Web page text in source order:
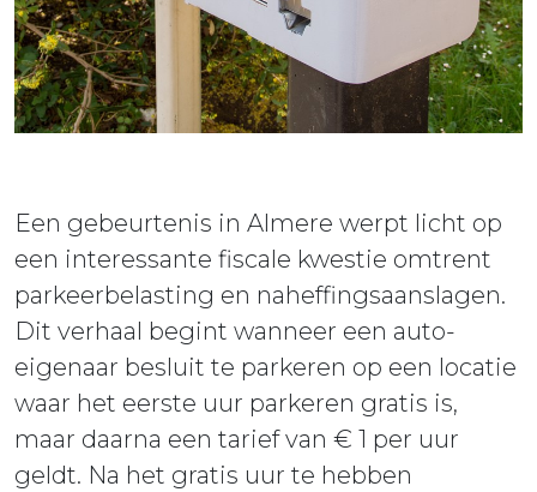
Een gebeurtenis in Almere werpt licht op
een interessante fiscale kwestie omtrent
parkeerbelasting en naheffingsaanslagen.
Dit verhaal begint wanneer een auto-
eigenaar besluit te parkeren op een locatie
waar het eerste uur parkeren gratis is,
maar daarna een tarief van € 1 per uur
geldt. Na het gratis uur te hebben